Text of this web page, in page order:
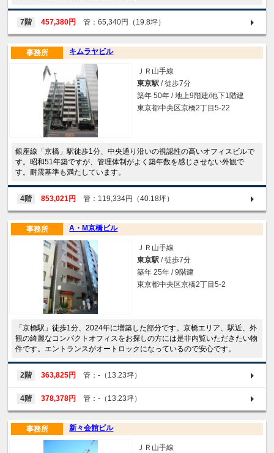
7階 457,380円 管：65,340円（19.8坪）
キムラヤビル
事務所
ＪＲ山手線
東京駅 / 徒歩7分
築年 50年 / 地上9階建/地下1階建
東京都中央区京橋2丁目5-22
銀座線「京橋」駅徒歩1分、中央通り沿いの視認性の高いオフィスビルで
す。昭和51年築ですが、管理体制がよく築年数を感じさせない外観で
す。耐震基準も満たしています。
4階 853,021円 管：119,334円（40.18坪）
A・M京橋ビル
事務所
ＪＲ山手線
東京駅 / 徒歩7分
築年 25年 / 9階建
東京都中央区京橋2丁目5-2
「京橋駅」徒歩1分、2024年に増築した部分です。京橋エリア、駅近、外
観の綺麗なコンパクトオフィスをお探しの方には是非内覧いただきたい物
件です。エントランスがオートロックになっているので安心です。
2階 363,825円 管：-（13.23坪）
4階 378,378円 管：-（13.23坪）
新々会館ビル
事務所
ＪＲ山手線